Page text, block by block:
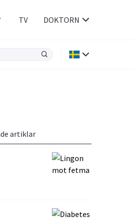
Sex & Samliv
Sömn & Stress
TV DOKTORN
artiklar